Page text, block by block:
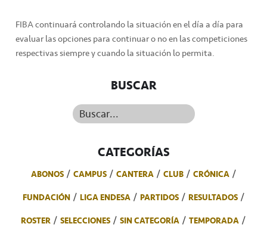
FIBA continuará controlando la situación en el día a día para
evaluar las opciones para continuar o no en las competiciones
respectivas siempre y cuando la situación lo permita.
BUSCAR
Buscar...
CATEGORÍAS
ABONOS CAMPUS CANTERA CLUB
CRÓNICA
FUNDACIÓN
LIGA ENDESA PARTIDOS
RESULTADOS
ROSTER
SELECCIONES SIN CATEGORÍA
TEMPORADA